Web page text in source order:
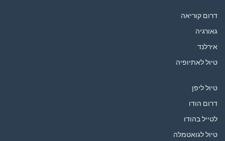
דרום קוריאה
גאורגיה
אירלנד
טיול לאתיופיה
טיול ליפן
דרום הודו
לטייל בהודו
טיול לגואטמלה